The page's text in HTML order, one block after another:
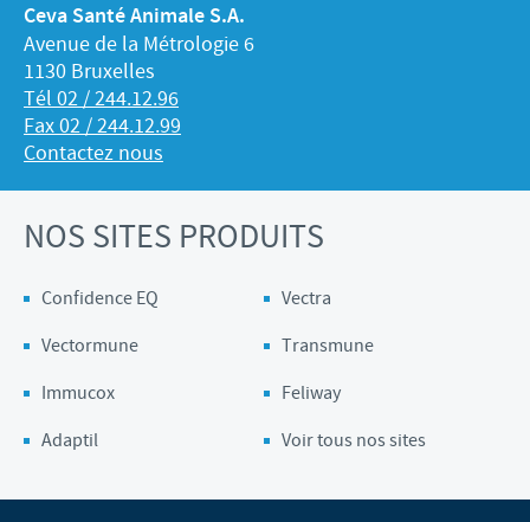
Ceva Santé Animale S.A.
Avenue de la Métrologie 6
1130 Bruxelles
Tél 02 / 244.12.96
Fax 02 / 244.12.99
Contactez nous
NOS SITES PRODUITS
Confidence EQ
Vectra
Vectormune
Transmune
Immucox
Feliway
Adaptil
Voir tous nos sites